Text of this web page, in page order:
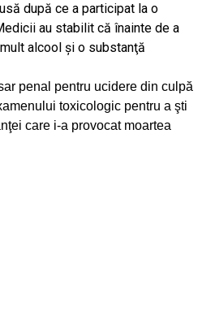
după ce a participat la o
au stabilit că înainte de a
alcool şi o substanţă
penal pentru ucidere din culpă
toxicologic pentru a şti
care i-a provocat moartea